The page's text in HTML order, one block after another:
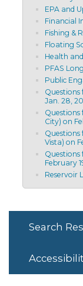
EPA and
Financial
Fishing &
Floating
Health
PFAS
Public
Jan. 28,
City) on
Vista) on
February
Reservoir
Search